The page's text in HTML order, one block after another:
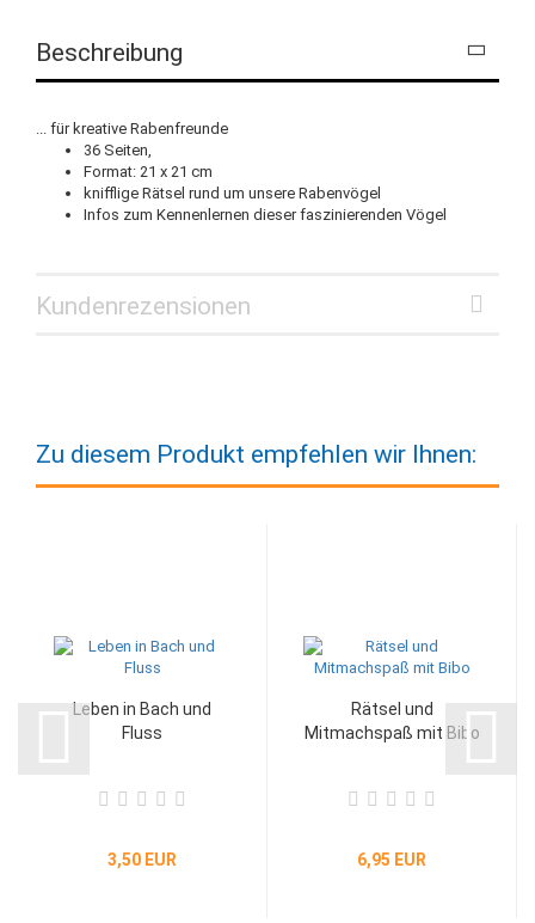
Beschreibung
... für kreative Rabenfreunde
36 Seiten,
Format: 21 x 21 cm
knifflige Rätsel rund um unsere Rabenvögel
Infos zum Kennenlernen dieser faszinierenden Vögel
Kundenrezensionen
Zu diesem Produkt empfehlen wir Ihnen:
Leben in Bach und
Fluss
3,50 EUR
Rätsel und
Mitmachspaß mit Bibo
6,95 EUR